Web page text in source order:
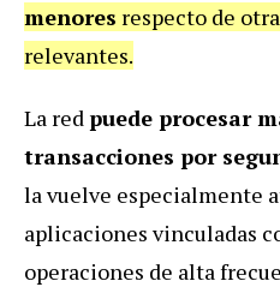
menores respecto de
relevantes.
La redpuede procesar
transacciones por
la vuelve especialmente
aplicaciones vinculadas
operaciones de alta